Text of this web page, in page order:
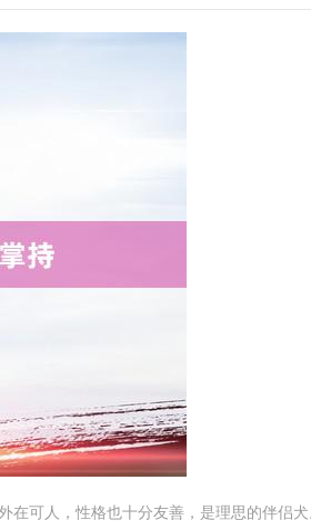
可人，性格也十分友善，是理思的伴侣犬